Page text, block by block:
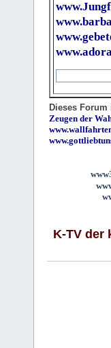
Dieses
Zeugen der
K-TV der